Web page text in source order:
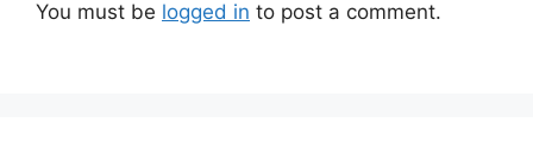
You must be logged in to post a comment.